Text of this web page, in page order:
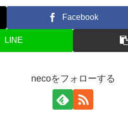
Facebook
LINE
necoをフォローする